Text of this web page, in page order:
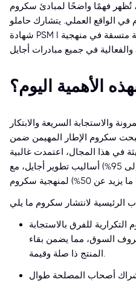
فهمًا واضحًا لمبادئ سكروم
الواقع العملي. يتشارك حاملو
شهادة PSM I مصطلحات موحدة ومنهجية متسقة في منهجية
الأهمية اليوم؟
والاستجابة السريعة والابتكار
سكروم الإطار المهيمن ضمن
في هذا المجال، اعتمدت غالبية
المؤسسات (غالبًا ما تصل إلى 95%) أساليب تطوير أجايل، مع
للفرق بالاستجابة
السوق، مما يضمن بقاء
المنتج ذا صلة وقيمة.
أصحاب المصلحة طوال